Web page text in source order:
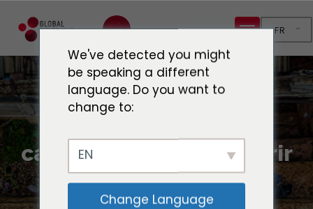
FR
catégorie pour parcourir
le site web
We've detected you might
be speaking a different
language. Do you want to
change to:
EN
Change Language